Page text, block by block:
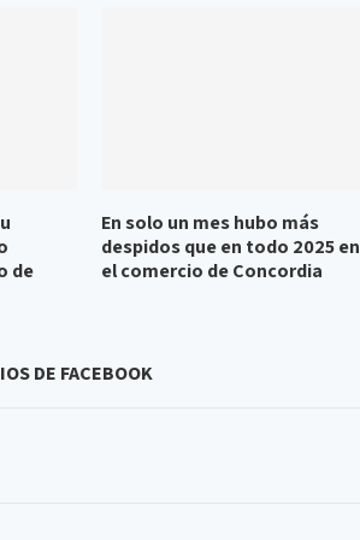
de
En solo un mes hubo más
despidos que en todo 2025 en
el comercio de Concordia
DE FACEBOOK